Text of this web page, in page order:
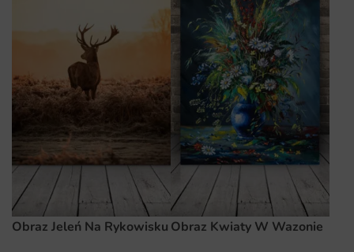
Obraz Jeleń Na Rykowisku Obraz Kwiaty W Wazonie